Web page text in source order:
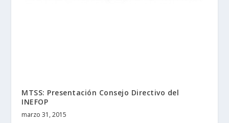
MTSS: Presentación Consejo Directivo del
INEFOP
marzo 31, 2015